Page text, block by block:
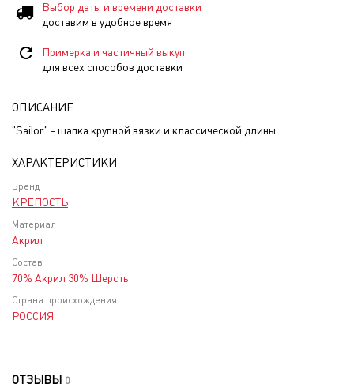
Выбор даты и времени доставки
доставим в удобное время
Примерка и частичный выкуп
для всех способов доставки
ОПИСАНИЕ
"Sailor" - шапка крупной вязки и классической длины.
ХАРАКТЕРИСТИКИ
Бренд
КРЕПОСТЬ
Материал
Акрил
Состав
70% Акрил 30% Шерсть
Страна происхождения
РОССИЯ
ОТЗЫВЫ 0